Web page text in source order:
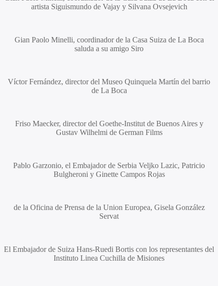
artista Siguismundo de Vajayy Silvana Ovsejevich
Gian Paolo Minelli, coordinador de la Casa Suiza de La Boca
saluda a su amigo Siro
Víctor Fernández, director del Museo Quinquela Martín del barrio
de La Boca
Friso Maecker, director del Goethe-Institut de Buenos Aires y
Gustav Wilhelmi de German Films
Pablo Garzonio, el Embajador de Serbia Veljko Lazic, Patricio
Bulgheroni y Ginette Campos Rojas
de la Oficina de Prensa de la Union Europea, Gisela González
Servat
El Embajador de Suiza Hans-Ruedi Bortis con los representantes del
Instituto Linea Cuchilla de Misiones